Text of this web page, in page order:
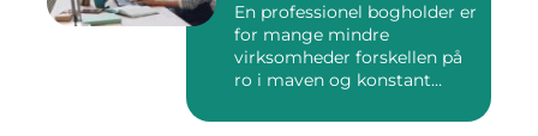
En professionel bogholder er
for mange mindre
virksomheder forskellen på
ro i maven og konstant